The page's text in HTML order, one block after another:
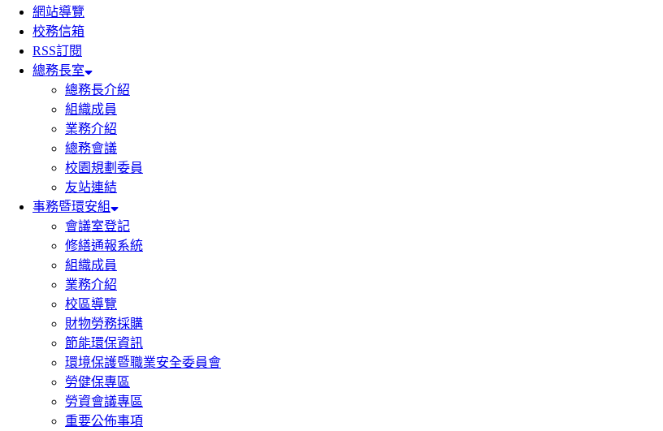
網站導覽
校務信箱
RSS訂閱
總務長室
總務長介紹
組織成員
業務介紹
總務會議
校園規劃委員
友站連結
事務暨環安組
會議室登記
修繕通報系統
組織成員
業務介紹
校區導覽
財物勞務採購
節能環保資訊
環境保護暨職業安全委員會
勞健保專區
勞資會議專區
重要公佈事項